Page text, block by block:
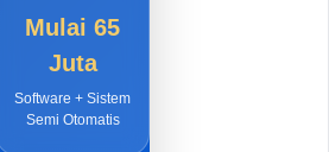
Mulai 65
Juta
Software + Sistem
Semi Otomatis